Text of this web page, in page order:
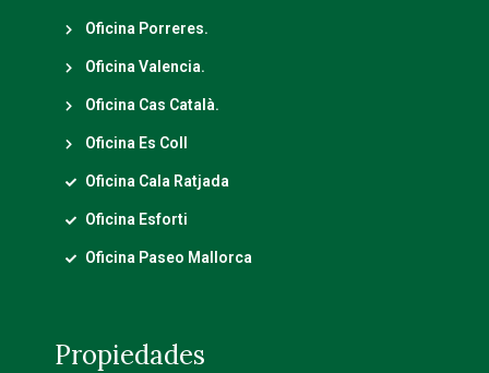
Oficina Porreres.
Oficina Valencia.
Oficina Cas Català.
Oficina Es Coll
Oficina Cala Ratjada
Oficina Esforti
Oficina Paseo Mallorca
Propiedades